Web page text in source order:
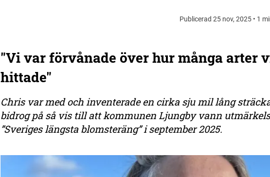
Publicerad 25 nov, 2025 • 1
"Vi var förvånade över hur många arter
hittade"
Chris var med och inventerade en cirka sju mil lång
bidrog på så vis till att kommunen Ljungby vann
”Sveriges längsta blomsteräng” i september 2025.